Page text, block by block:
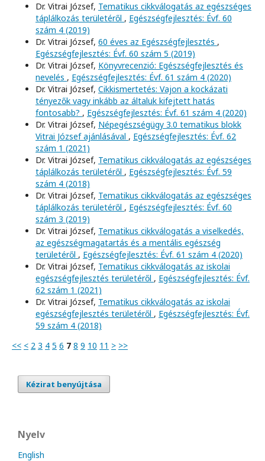
Dr. Vitrai József, Tematikus cikkválogatás az egészséges
táplálkozás területéről , Egészségfejlesztés: Évf. 60
szám 4 (2019)
Dr. Vitrai József, 60 éves az Egészségfejlesztés ,
Egészségfejlesztés: Évf. 60 szám 5 (2019)
Dr. Vitrai József, Könyvrecenzió: Egészségfejlesztés és
nevelés , Egészségfejlesztés: Évf. 61 szám 4 (2020)
Dr. Vitrai József, Cikkismertetés: Vajon a kockázati
tényezők vagy inkább az általuk kifejtett hatás
fontosabb? , Egészségfejlesztés: Évf. 61 szám 4 (2020)
Dr. Vitrai József, Népegészségügy 3.0 tematikus blokk
Vitrai József ajánlásával , Egészségfejlesztés: Évf. 62
szám 1 (2021)
Dr. Vitrai József, Tematikus cikkválogatás az egészséges
táplálkozás területéről , Egészségfejlesztés: Évf. 59
szám 4 (2018)
Dr. Vitrai József, Tematikus cikkválogatás az egészséges
táplálkozás területéről , Egészségfejlesztés: Évf. 60
szám 3 (2019)
Dr. Vitrai József, Tematikus cikkválogatás a viselkedés,
az egészségmagatartás és a mentális egészség
területéről , Egészségfejlesztés: Évf. 61 szám 4 (2020)
Dr. Vitrai József, Tematikus cikkválogatás az iskolai
egészségfejlesztés területéről , Egészségfejlesztés: Évf.
62 szám 1 (2021)
Dr. Vitrai József, Tematikus cikkválogatás az iskolai
egészségfejlesztés területéről , Egészségfejlesztés: Évf.
59 szám 4 (2018)
<< < 2 3 4 5 6 7 8 9 10 11 > >>
Kézirat benyújtása
Nyelv
English